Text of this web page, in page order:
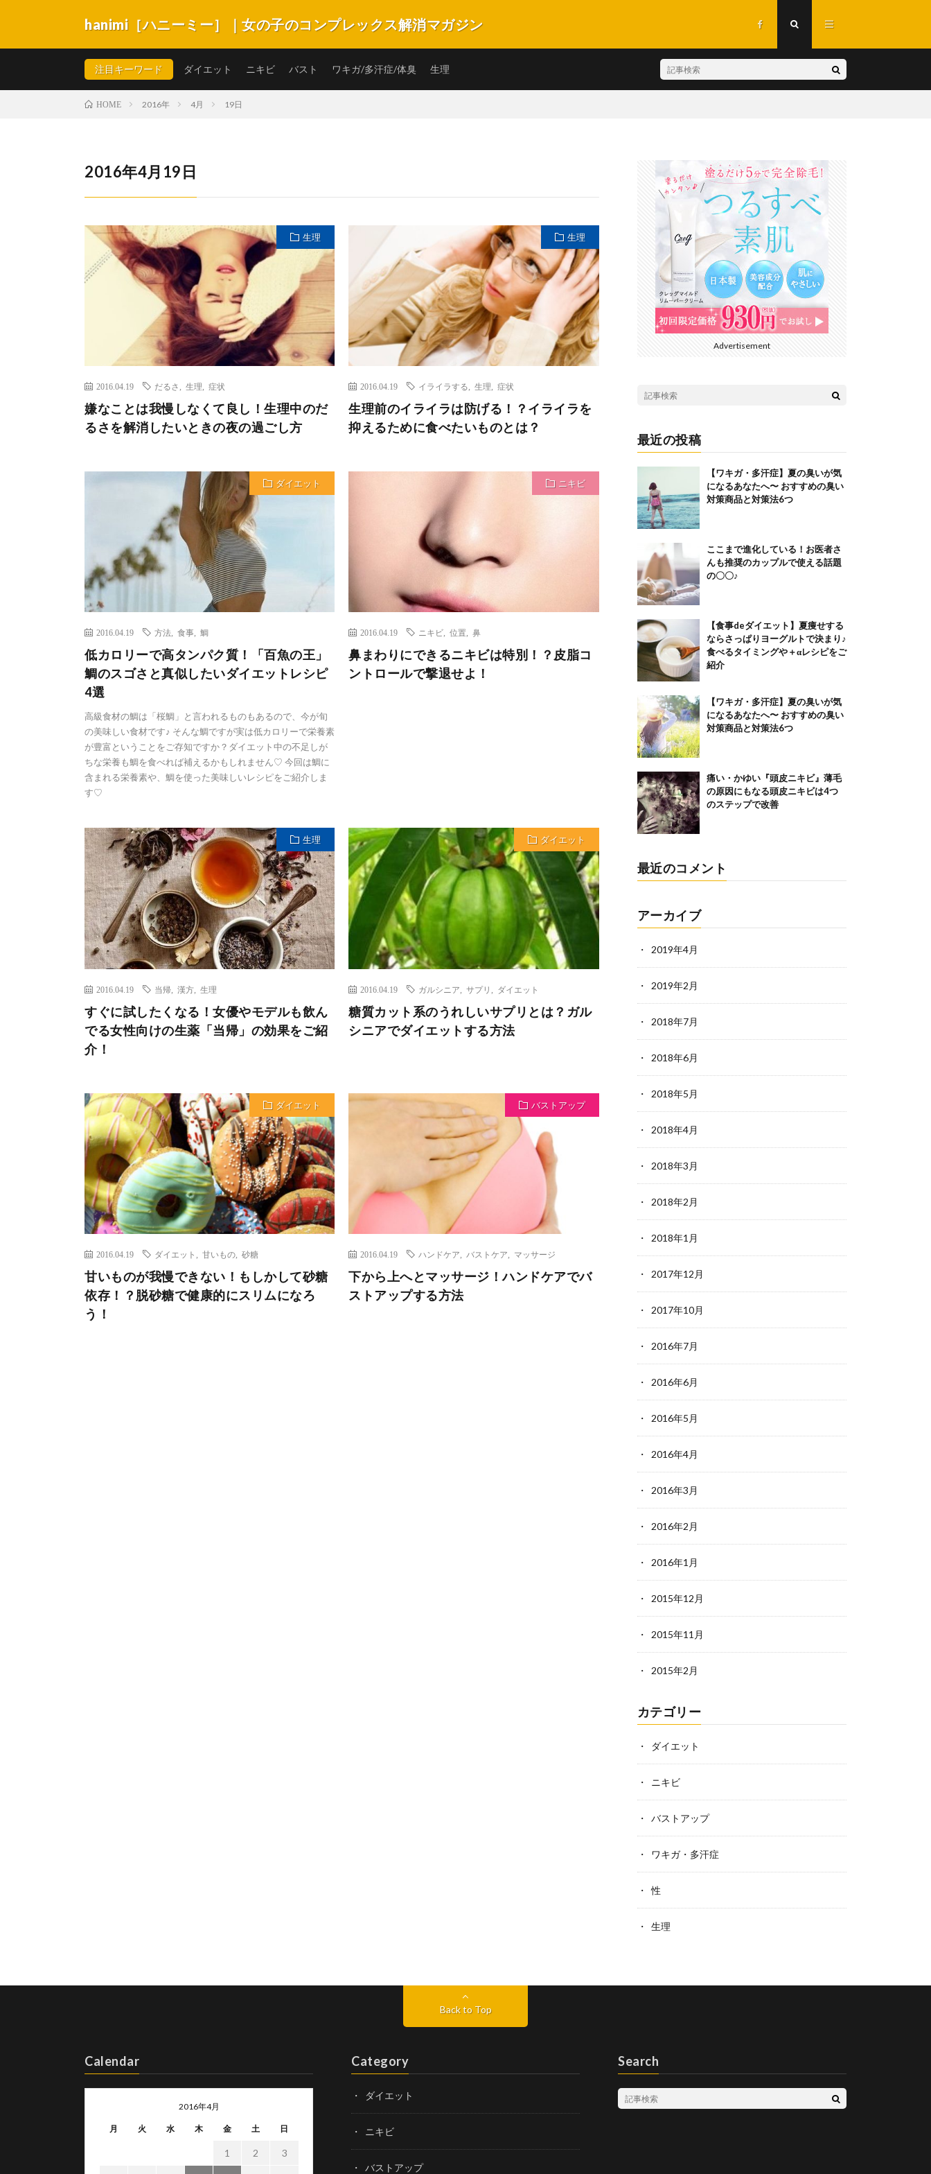
hanimi［ハニーミー］｜女の子のコンプレックス解消マガジン
キビ・スキンケア・体系・生理など悩みがいっぱい。女の子の毎日を楽しく笑顔で過ごすことができるような情報サイトです。
注目キーワード ダイエット ニキビ バスト ワキガ/多汗症/体臭 生理
HOME 2016年 4月 19日
2016年4月19日
生理
2016.04.19 だるさ 生理 症状
嫌なことは我慢しなくて良し！生理中のだ
るさを解消したいときの夜の過ごし方
生理
2016.04.19 イライラする ,生理 ,症状
生理前のイライラは防げる！？イライラを
抑えるために食べたいものとは？
ダイエット
2016.04.19 方法 食事 鯛
低カロリーで高タンパク質！「百魚の王」
鯛のスゴさと真似したいダイエットレシピ
4選
高級食材の鯛は「桜鯛」と言われるものもあるので、今が旬
の美味しい食材です♪ そんな鯛ですが実は低カロリーで栄養素
が豊富ということをご存知ですか？ダイエット中の不足しが
ちな栄養も鯛を食べれば補えるかもしれません♡ 今回は鯛に
含まれる栄養素や、鯛を使った美味しいレシピをご紹介しま
す♡
ニキビ
2016.04.19 ニキビ ,位置 ,鼻
鼻まわりにできるニキビは特別！？皮脂コ
ントロールで撃退せよ！
生理
2016.04.19 当帰 漢方 生理
すぐに試したくなる！女優やモデルも飲ん
でる女性向けの生薬「当帰」の効果をご紹
介！
ダイエット
2016.04.19 ガルシニア ,サプリ ダイエット
糖質カット系のうれしいサプリとは？ガル
シニアでダイエットする方法
ダイエット
2016.04.19 ダイエット 甘いもの 砂糖
甘いものが我慢できない！もしかして砂糖
依存！？脱砂糖で健康的にスリムになろ
う！
バストアップ
2016.04.19 ハンドケア バストケア マッサージ
下から上へとマッサージ！ハンドケアでバ
ストアップする方法
Advertisement
最近の投稿
【ワキガ・多汗症】夏の臭いが気
になるあなたへ〜 おすすめの臭い
対策商品と対策法6つ
ここまで進化している！お医者さ
んも推奨のカップルで使える話題
の〇〇♪
【食事deダイエット】夏痩せする
ならさっぱりヨーグルトで決まり♪
食べるタイミングや＋αレシピをご
紹介
【ワキガ・多汗症】夏の臭いが気
になるあなたへ〜 おすすめの臭い
対策商品と対策法6つ
痛い・かゆい『頭皮ニキビ』薄毛
の原因にもなる頭皮ニキビは4つ
のステップで改善
最近のコメント
アーカイブ
2019年4月
2019年2月
2018年7月
2018年6月
2018年5月
2018年4月
2018年3月
2018年2月
2018年1月
2017年12月
2017年10月
2016年7月
2016年6月
2016年5月
2016年4月
2016年3月
2016年2月
2016年1月
2015年12月
2015年11月
2015年2月
カテゴリー
ダイエット
ニキビ
バストアップ
ワキガ・多汗症
性
生理
Back to Top
Calendar
2016年4月
月 火 水 木 金 土 日
1 2 3
Category
ダイエット
ニキビ
バストアップ
Search